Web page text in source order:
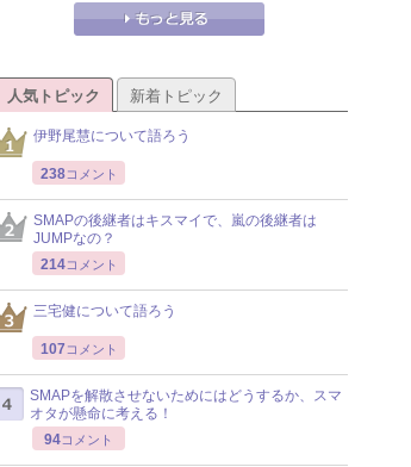
人気トピック 新着トピック
伊野尾慧について語ろう
238コメント
SMAPの後継者はキスマイで、嵐の後継者は
JUMPなの？
214コメント
三宅健について語ろう
107 コメント
SMAPを解散させないためにはどうするか、スマ
オタが懸命に考える！
94コメント